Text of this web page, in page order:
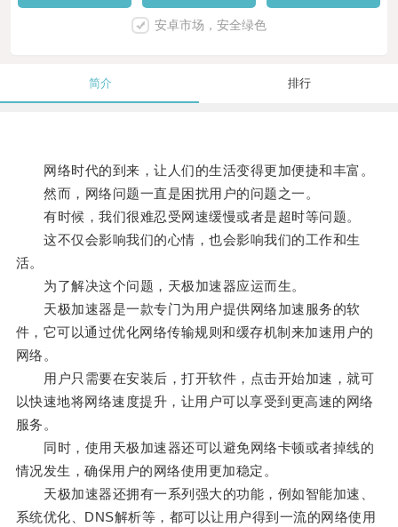
安卓市场，安全绿色
简介 排行
网络时代的到来，让人们的生活变得更加便捷和丰富。
然而，网络问题一直是困扰用户的问题之一。
有时候，我们很难忍受网速缓慢或者是超时等问题。
这不仅会影响我们的心情，也会影响我们的工作和生
活。
为了解决这个问题，天极加速器应运而生。
天极加速器是一款专门为用户提供网络加速服务的软
件，它可以通过优化网络传输规则和缓存机制来加速用户的
网络。
用户只需要在安装后，打开软件，点击开始加速，就可
以快速地将网络速度提升，让用户可以享受到更高速的网络
服务。
同时，使用天极加速器还可以避免网络卡顿或者掉线的
情况发生，确保用户的网络使用更加稳定。
天极加速器还拥有一系列强大的功能，例如智能加速、
系统优化、DNS解析等，都可以让用户得到一流的网络使用